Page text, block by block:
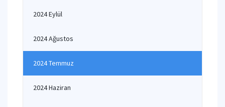
2024 Eylül
2024 Ağustos
2024 Temmuz
2024 Haziran